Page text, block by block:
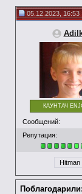
05.12.2023, 16:53
КАУНТАЧ
Сообщений:
Репутация:
Hitman